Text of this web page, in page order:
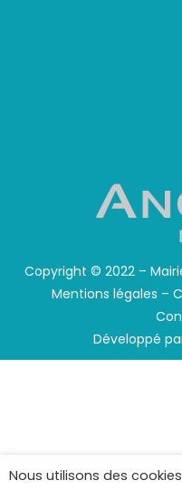
Copyright © 2022 –
Mentions légales –
Développé
Nous utilisons des